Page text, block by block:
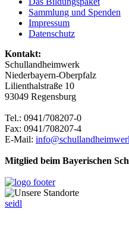
Sammlung und Spenden
Impressum
Datenschutz
Kontakt:
Schullandheimwerk
Niederbayern-Oberpfalz
Lilienthalstraße 10
93049 Regensburg
Tel.: 0941/708207-0
Fax: 0941/708207-4
E-Mail:
Mitglied beim Bayerischen
seidl